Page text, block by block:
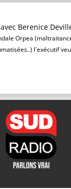
avec Berenice
Orpea
l'exécutif